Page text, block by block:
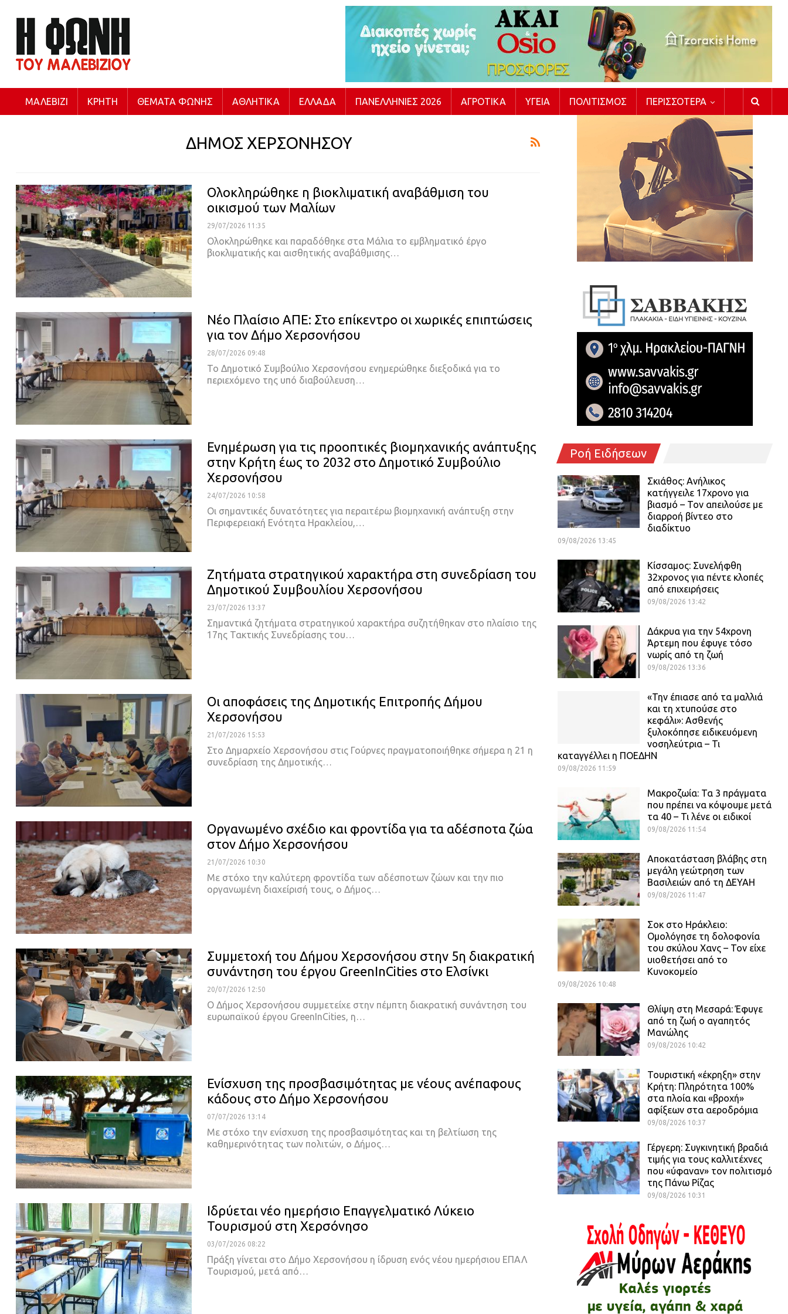
ΜΑΛΕΒΊΖΙ ΚΡΉΤΗ ΘΈΜΑΤΑ ΦΩΝΉΣ ΑΘΛΗΤΙΚΆ ΕΛΛΆΔΑ ΠΑΝΕΛΛΉΝΙΕΣ 2026 ΑΓΡΟΤΙΚΆ ΥΓΕΊΑ ΠΟΛΙΤΙΣΜΌΣ ΠΕΡΙΣΣΌΤΕΡΑ
ΔΗΜΟΣ ΧΕΡΣΟΝΗΣΟΥ
Ολοκληρώθηκε η βιοκλιματική αναβάθμιση του
οικισμού των Μαλίων
29/07/2026 11:35
Ολοκληρώθηκε και παραδόθηκε στα Μάλια το εμβληματικό έργο
βιοκλιματικής και αισθητικής αναβάθμισης…
Νέο Πλαίσιο ΑΠΕ: Στο επίκεντρο οι χωρικές επιπτώσεις
για τον Δήμο Χερσονήσου
28/07/2026 09:48
Το Δημοτικό Συμβούλιο Χερσονήσου ενημερώθηκε διεξοδικά για το
περιεχόμενο της υπό διαβούλευση…
Ενημέρωση για τις προοπτικές βιομηχανικής ανάπτυξης
στην Κρήτη έως το 2032 στο Δημοτικό Συμβούλιο
Χερσονήσου
24/07/2026 10:58
Οι σημαντικές δυνατότητες για περαιτέρω βιομηχανική ανάπτυξη στην
Περιφερειακή Ενότητα Ηρακλείου,…
Ζητήματα στρατηγικού χαρακτήρα στη συνεδρίαση του
Δημοτικού Συμβουλίου Χερσονήσου
23/07/2026 13:37
Σημαντικά ζητήματα στρατηγικού χαρακτήρα συζητήθηκαν στο πλαίσιο της
17ης Τακτικής Συνεδρίασης του…
Οι αποφάσεις της Δημοτικής Επιτροπής Δήμου
Χερσονήσου
21/07/2026 15:53
Στο Δημαρχείο Χερσονήσου στις Γούρνες πραγματοποιήθηκε σήμερα η 21 η
συνεδρίαση της Δημοτικής…
Οργανωμένο σχέδιο και φροντίδα για τα αδέσποτα ζώα
στον Δήμο Χερσονήσου
21/07/2026 10:30
Με στόχο την καλύτερη φροντίδα των αδέσποτων ζώων και την πιο
οργανωμένη διαχείρισή τους, ο Δήμος…
Συμμετοχή του Δήμου Χερσονήσου στην 5η διακρατική
συνάντηση του έργου GreenInCities στο Ελσίνκι
20/07/2026 12:50
Ο Δήμος Χερσονήσου συμμετείχε στην πέμπτη διακρατική συνάντηση του
ευρωπαϊκού έργου GreenInCities, η…
Ενίσχυση της προσβασιμότητας με νέους ανέπαφους
κάδους στο Δήμο Χερσονήσου
07/07/2026 13:14
Με στόχο την ενίσχυση της προσβασιμότητας και τη βελτίωση της
καθημερινότητας των πολιτών, ο Δήμος…
Ιδρύεται νέο ημερήσιο Επαγγελματικό Λύκειο
Τουρισμού στη Χερσόνησο
03/07/2026 08:22
Πράξη γίνεται στο Δήμο Χερσονήσου η ίδρυση ενός νέου ημερήσιου ΕΠΑΛ
Τουρισμού, μετά από…
Ροή Ειδήσεων
Σκιάθος: Ανήλικος
κατήγγειλε 17χρονο για
βιασμό – Τον απειλούσε με
διαρροή βίντεο στο
διαδίκτυο
09/08/2026 13:45
Κίσσαμος: Συνελήφθη
32χρονος για πέντε κλοπές
από επιχειρήσεις
09/08/2026 13:42
Δάκρυα για την 54χρονη
Άρτεμη που έφυγε τόσο
νωρίς από τη ζωή
09/08/2026 13:36
«Την έπιασε από τα μαλλιά
και τη χτυπούσε στο
κεφάλι»: Ασθενής
ξυλοκόπησε ειδικευόμενη
νοσηλεύτρια – Τι
καταγγέλλει η ΠΟΕΔΗΝ
09/08/2026 11:59
Μακροζωία: Τα 3 πράγματα
που πρέπει να κόψουμε μετά
τα 40 – Τι λένε οι ειδικοί
09/08/2026 11:54
Αποκατάσταση βλάβης στη
μεγάλη γεώτρηση των
Βασιλειών από τη ΔΕΥΑΗ
09/08/2026 11:47
Σοκ στο Ηράκλειο:
Ομολόγησε τη δολοφονία
του σκύλου Χανς – Τον είχε
υιοθετήσει από το
Κυνοκομείο
09/08/2026 10:48
Θλίψη στη Μεσαρά: Έφυγε
από τη ζωή ο αγαπητός
Μανώλης
09/08/2026 10:42
Τουριστική «έκρηξη» στην
Κρήτη: Πληρότητα 100%
στα πλοία και «βροχή»
αφίξεων στα αεροδρόμια
09/08/2026 10:37
Γέργερη: Συγκινητική βραδιά
τιμής για τους καλλιτέχνες
που «ύφαναν» τον πολιτισμό
της Πάνω Ρίζας
09/08/2026 10:31